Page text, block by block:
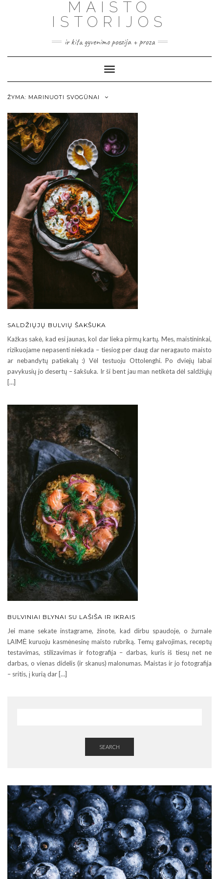
MAISTO
ISTORIJOS
ir kita gyvenimo poezija + proza
Toggle
Navigation
ŽYMA: MARINUOTI SVOGŪNAI
SALDŽIŲJŲ BULVIŲ ŠAKŠUKA
Kažkas sakė, kad esi jaunas, kol dar lieka pirmų kartų. Mes, maistininkai,
rizikuojame nepasenti niekada – tiesiog per daug dar neragauto maisto
ar nebandytų patiekalų :) Vėl testuoju Ottolenghi. Po dviejų labai
pavykusių jo desertų – šakšuka. Ir ši bent jau man netikėta dėl saldžiųjų
[…]
BULVINIAI BLYNAI SU LAŠIŠA IR IKRAIS
Jei mane sekate instagrame, žinote, kad dirbu spaudoje, o žurnale
LAIMĖ kuruoju kasmėnesinę maisto rubriką. Temų galvojimas, receptų
testavimas, stilizavimas ir fotografija – darbas, kuris iš tiesų net ne
darbas, o vienas didelis (ir skanus) malonumas. Maistas ir jo fotografija
– sritis, į kurią dar […]
SEARCH